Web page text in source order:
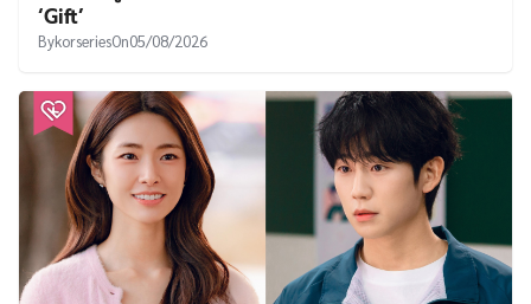
‘Gift’
BykorseriesOn05/08/2026